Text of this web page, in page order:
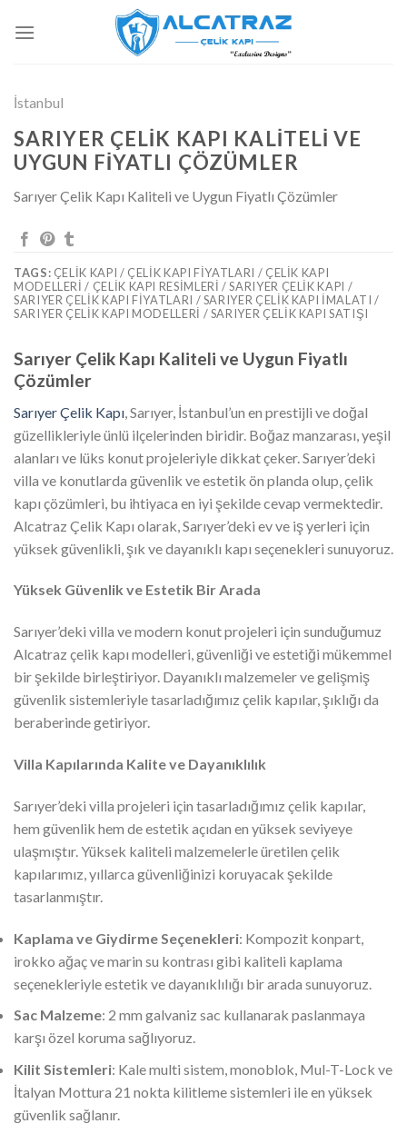
atla
İstanbul
SARIYER ÇELIK KAPI KALITELI VE
UYGUN FIYATLI ÇÖZÜMLER
Sarıyer Çelik Kapı Kaliteli ve Uygun Fiyatlı Çözümler
TAGS: ÇELIK KAPI / ÇELIK KAPI FIYATLARI / ÇELIK KAPI
MODELLERI / ÇELIK KAPI RESIMLERI / SARIYER ÇELIK KAPI /
SARIYER ÇELIK KAPI FIYATLARI / SARIYER ÇELIK KAPI IMALATI /
SARIYER ÇELIK KAPI MODELLERI / SARIYER ÇELIK KAPI SATIŞI
Sarıyer Çelik Kapı Kaliteli ve Uygun Fiyatlı
Çözümler
Sarıyer Çelik Kapı , Sarıyer, İstanbul’un en prestijli ve doğal
güzellikleriyle ünlü ilçelerinden biridir. Boğaz manzarası, yeşil
alanları ve lüks konut projeleriyle dikkat çeker. Sarıyer’deki
villa ve konutlarda güvenlik ve estetik ön planda olup, çelik
kapı çözümleri, bu ihtiyaca en iyi şekilde cevap vermektedir.
Alcatraz Çelik Kapı olarak, Sarıyer’deki ev ve iş yerleri için
yüksek güvenlikli, şık ve dayanıklı kapı seçenekleri sunuyoruz.
Yüksek Güvenlik ve Estetik Bir Arada
Sarıyer’deki villa ve modern konut projeleri için sunduğumuz
Alcatraz çelik kapı modelleri, güvenliği ve estetiği mükemmel
bir şekilde birleştiriyor. Dayanıklı malzemeler ve gelişmiş
güvenlik sistemleriyle tasarladığımız çelik kapılar, şıklığı da
beraberinde getiriyor.
Villa Kapılarında Kalite ve Dayanıklılık
Sarıyer’deki villa projeleri için tasarladığımız çelik kapılar,
hem güvenlik hem de estetik açıdan en yüksek seviyeye
ulaşmıştır. Yüksek kaliteli malzemelerle üretilen çelik
kapılarımız, yıllarca güvenliğinizi koruyacak şekilde
tasarlanmıştır.
Kaplama ve Giydirme Seçenekleri: Kompozit konpart,
irokko ağaç ve marin su kontrası gibi kaliteli kaplama
seçenekleriyle estetik ve dayanıklılığı bir arada sunuyoruz.
Sac Malzeme: 2 mm galvaniz sac kullanarak paslanmaya
karşı özel koruma sağlıyoruz.
Kilit Sistemleri: Kale multi sistem, monoblok, Mul-T-Lock ve
İtalyan Mottura 21 nokta kilitleme sistemleri ile en yüksek
güvenlik sağlanır.